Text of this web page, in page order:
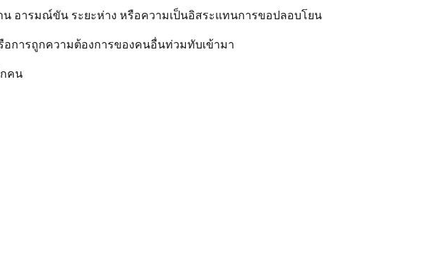
น อารมณ์ขัน ระยะห่าง หรือความเป็นอิสระแทนการขอปลอบโยน
การถูกความต้องการของคนอื่นท่วมทับเข้ามา
คน